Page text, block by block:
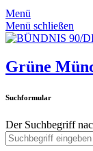
Menü
Menü schließen
Grüne
Suchformular
Der Suchbegriff